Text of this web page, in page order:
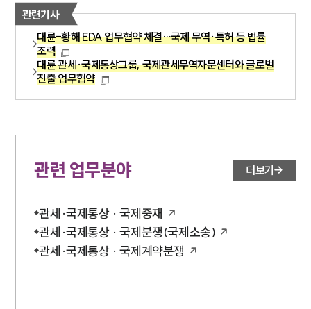
관련기사
대륜-황해 EDA 업무협약 체결…국제 무역·특허 등 법률
조력
대륜 관세·국제통상그룹, 국제관세무역자문센터와 글로벌
진출 업무협약
관련 업무분야 더보기
관세·국제통상 · 국제중재
관세·국제통상 · 국제분쟁(국제소송)
관세·국제통상 · 국제계약분쟁